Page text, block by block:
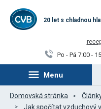
20 let s chladnou
Po - Pá 7:00 -
Menu
Domovská stránka
Jak spočítat vzduchový